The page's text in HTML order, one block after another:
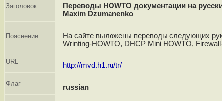
Заголовок
Переводы HOWTO документации на
Maxim Dzumanenko
Пояснение
На сайте выложены переводы следующих
Wrinting-HOWTO, DHCP Mini HOWTO,
URL http://mvd.h1.ru/tr/
Флаг russian